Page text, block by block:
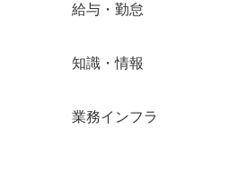
日報
カレンダー
給与・勤怠
WEB明細
顧客向け勤怠管理
知識・情報
経営サポート
業務インフラ